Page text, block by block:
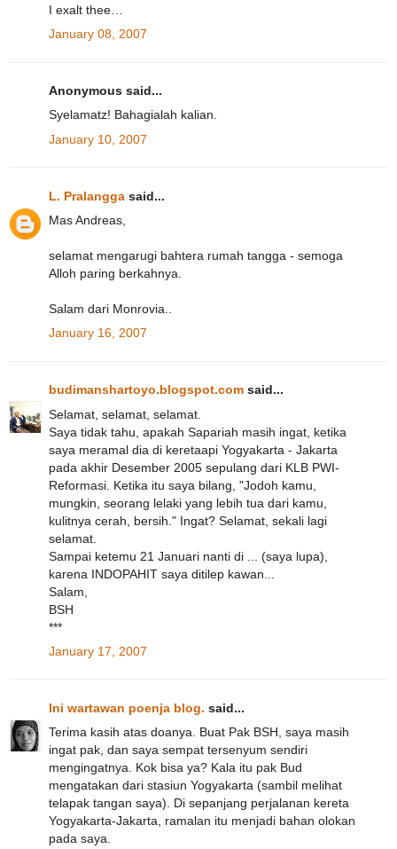
I exalt thee…
January 08, 2007
Anonymous said...
Syelamatz! Bahagialah kalian.
January 10, 2007
L. Pralangga said...
Mas Andreas,
selamat mengarugi bahtera rumah tangga - semoga
Alloh paring berkahnya.
Salam dari Monrovia..
January 16, 2007
budimanshartoyo.blogspot.com said...
Selamat, selamat, selamat.
Saya tidak tahu, apakah Sapariah masih ingat, ketika
saya meramal dia di keretaapi Yogyakarta - Jakarta
pada akhir Desember 2005 sepulang dari KLB PWI-
Reformasi. Ketika itu saya bilang, "Jodoh kamu,
mungkin, seorang lelaki yang lebih tua dari kamu,
kulitnya cerah, bersih." Ingat? Selamat, sekali lagi
selamat.
Sampai ketemu 21 Januari nanti di ... (saya lupa),
karena INDOPAHIT saya ditilep kawan...
Salam,
BSH
***
January 17, 2007
Ini wartawan poenja blog. said...
Terima kasih atas doanya. Buat Pak BSH, saya masih
ingat pak, dan saya sempat tersenyum sendiri
mengingatnya. Kok bisa ya? Kala itu pak Bud
mengatakan dari stasiun Yogyakarta (sambil melihat
telapak tangan saya). Di sepanjang perjalanan kereta
Yogyakarta-Jakarta, ramalan itu menjadi bahan olokan
pada saya.